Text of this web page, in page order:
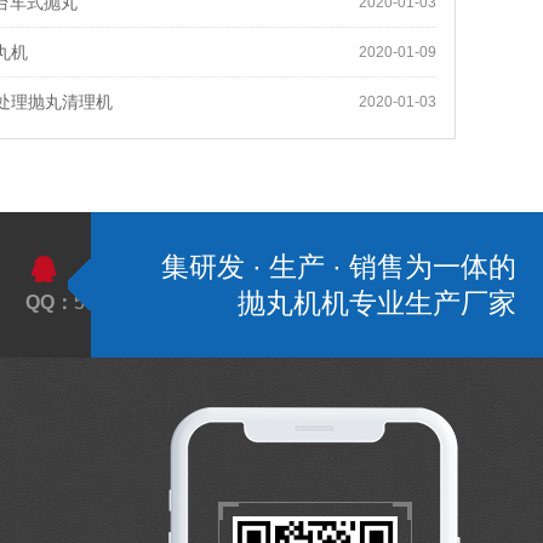
2020-01-09
机
2020-01-03
理抛丸清理机
QQ： 595616533
集研发 · 生产 · 销售为一体的
抛丸机机专业生产厂家